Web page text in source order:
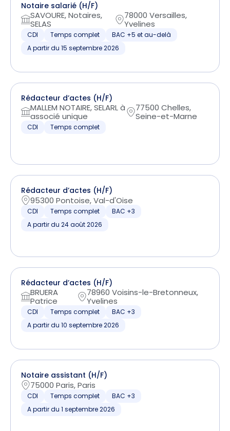
Notaire salarié (H/F)
SAVOURE, Notaires,
SELAS
78000 Versailles,
Yvelines
CDI Temps complet
BAC +5 et au-delà
A partir du 15 septembre 2026
Rédacteur d’actes (H/F)
MALLEM NOTAIRE, SELARL à
associé unique
77500 Chelles,
Seine-et-Marne
CDI Temps complet
Rédacteur d’actes (H/F)
95300 Pontoise, Val-d'Oise
CDI Temps complet
BAC +3
A partir du 24 août 2026
Rédacteur d’actes (H/F)
BRUERA
Patrice
78960 Voisins-le-Bretonneux,
Yvelines
CDI Temps complet
BAC +3
A partir du 10 septembre 2026
Notaire assistant (H/F)
75000 Paris, Paris
CDI Temps complet
BAC +3
A partir du 1 septembre 2026